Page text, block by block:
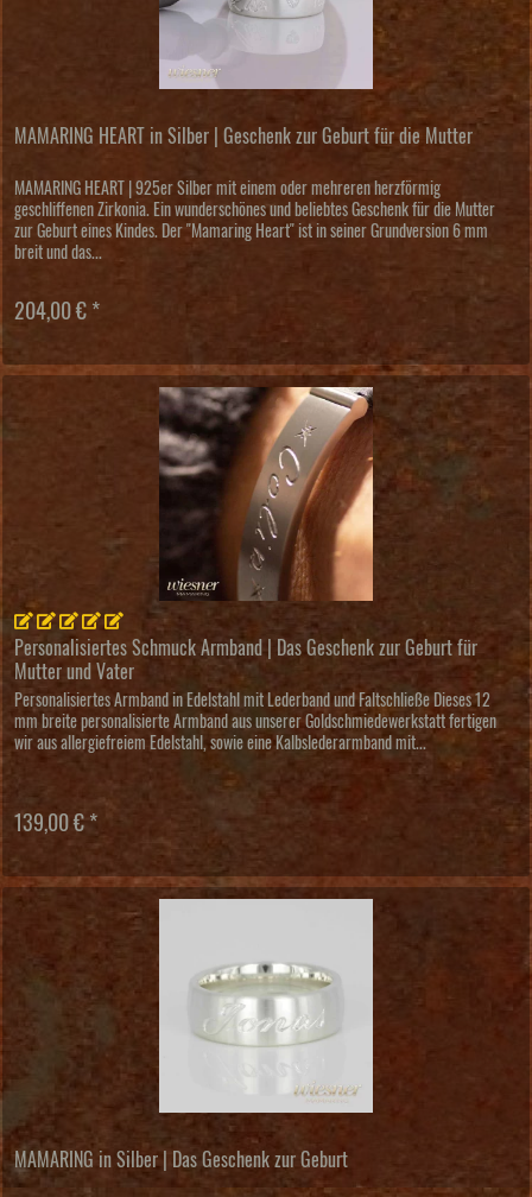
MAMARING HEART in Silber | Geschenk zur Geburt für die Mutter
MAMARING HEART | 925er Silber mit einem oder mehreren herzförmig
geschliffenen Zirkonia. Ein wunderschönes und beliebtes Geschenk für die Mutter
zur Geburt eines Kindes. Der "Mamaring Heart" ist in seiner Grundversion 6 mm
breit und das...
204,00 € *
Personalisiertes Schmuck Armband | Das Geschenk zur Geburt für
Mutter und Vater
Personalisiertes Armband in Edelstahl mit Lederband und Faltschließe Dieses 12
mm breite personalisierte Armband aus unserer Goldschmiedewerkstatt fertigen
wir aus allergiefreiem Edelstahl, sowie eine Kalbslederarmband mit...
139,00 € *
MAMARING in Silber | Das Geschenk zur Geburt